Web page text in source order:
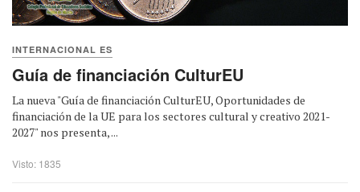
INTERNACIONAL ES
Guía de financiación CulturEU
La nueva "Guía de financiación CulturEU, Oportunidades de
financiación de la UE para los sectores cultural y creativo 2021-
2027" nos presenta, ...
Visto: 1835